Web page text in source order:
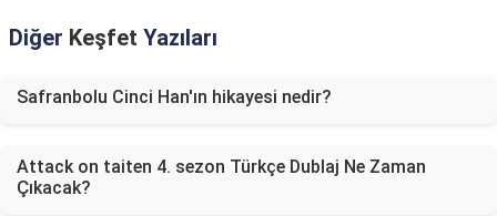
Diğer Keşfet Yazıları
Safranbolu Cinci Han'ın hikayesi nedir?
Attack on taiten 4. sezon Türkçe Dublaj Ne Zaman
Çıkacak?